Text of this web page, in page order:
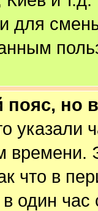
для
пояс, но
указали
времени.
что в
в один